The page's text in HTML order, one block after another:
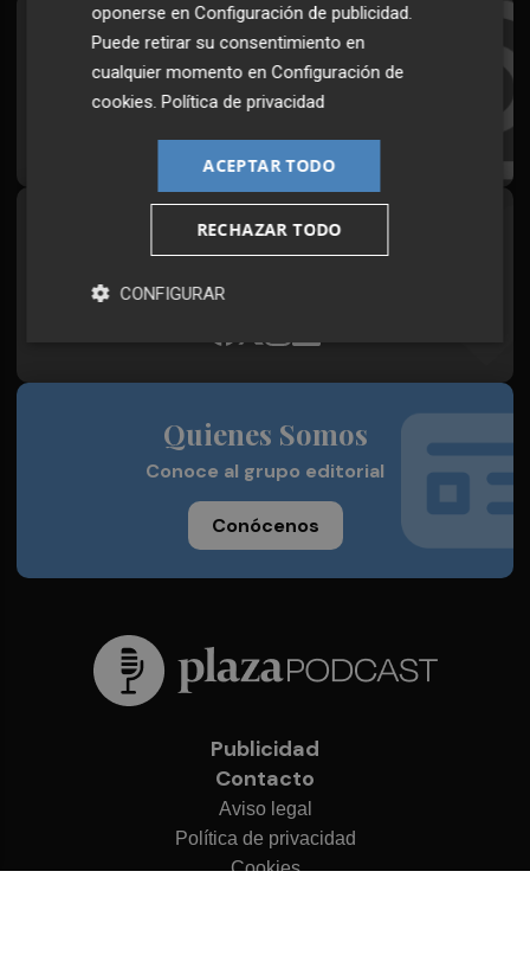
Suscríbete al Boletín
Todos los días a primera hora en tu email
¡Quiero suscribirme!
Síguenos en redes
Quienes Somos
Conoce al grupo editorial
Conócenos
Publicidad
Contacto
Aviso legal
Política de privacidad
Cookies
oponerse enConfiguración de publicidad
Puede retirar su consentimiento en
cualquier momento enConfiguración de
cookies .Política de privacidad
ACEPTAR TODO
RECHAZAR TODO
CONFIGURAR